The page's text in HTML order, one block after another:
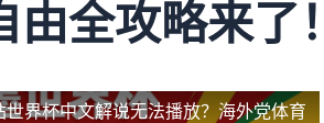
全攻略来了！
世界杯中文解说无法播放？海外党体育